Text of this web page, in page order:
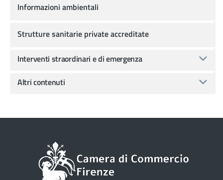
Informazioni ambientali
Strutture sanitarie private accreditate
Interventi straordinari e di emergenza
Altri contenuti